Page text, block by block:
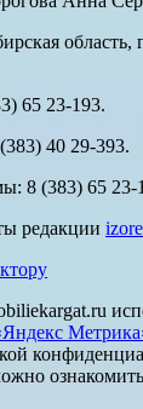
область,
65 23-193.
40 29-393.
8 (383) 65 23-
редакции